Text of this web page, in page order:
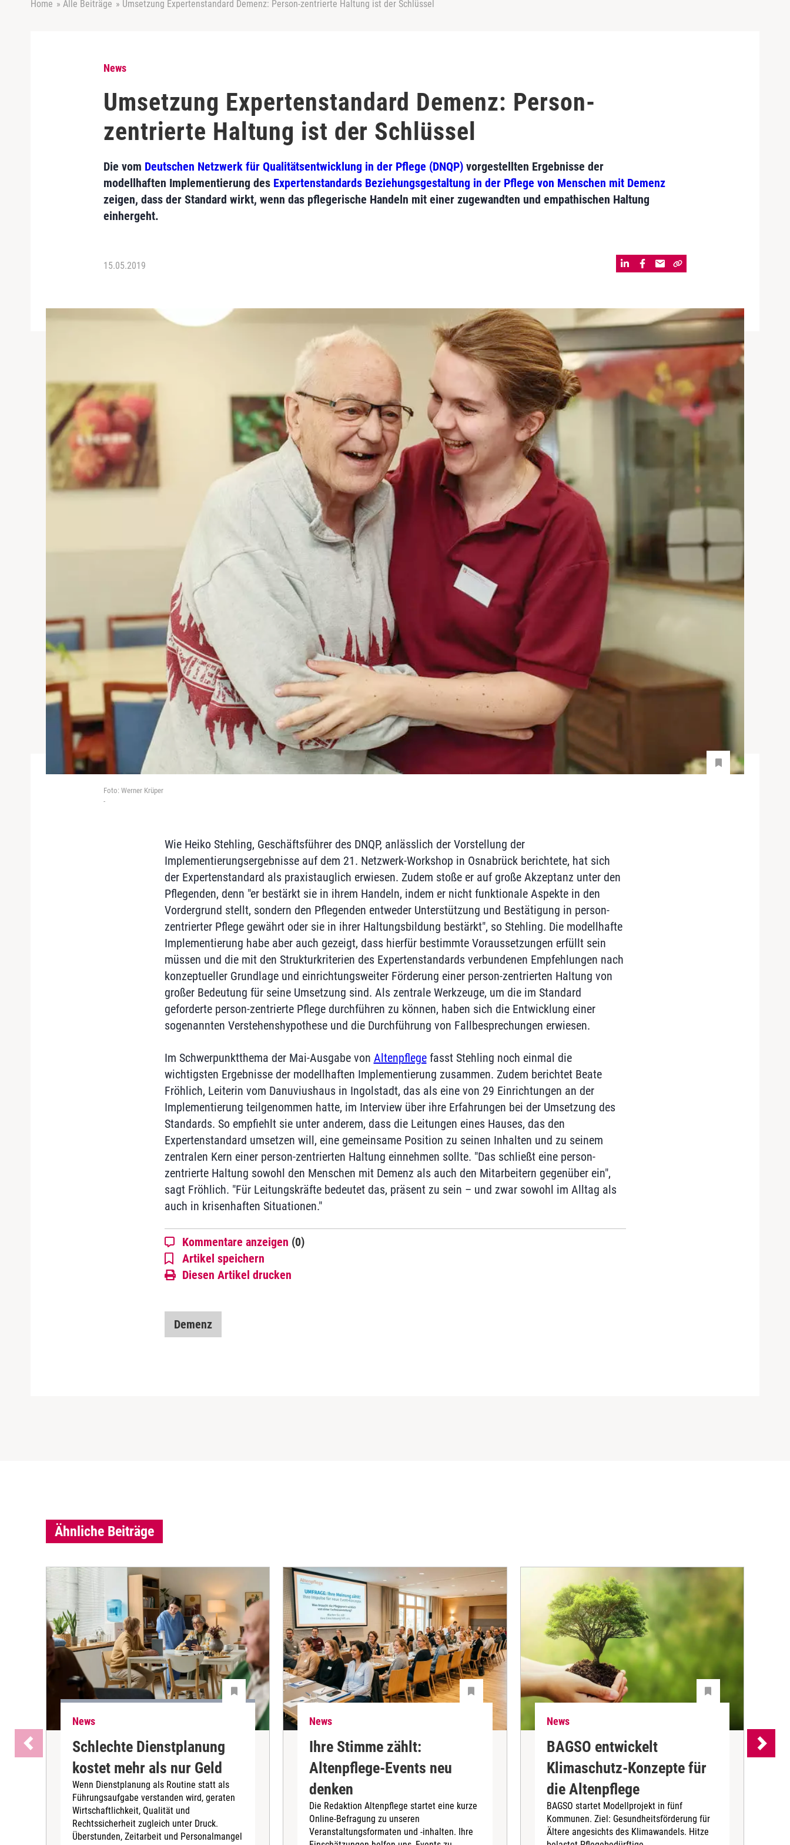
Home » Alle Beiträge » Umsetzung Expertenstandard Demenz: Person-zentrierte Haltung ist der Schlüssel
News
Umsetzung Expertenstandard Demenz: Person-
zentrierte Haltung ist der Schlüssel
Die vom Deutschen Netzwerk für Qualitätsentwicklung in der Pflege (DNQP) vorgestellten Ergebnisse der
modellhaften Implementierung des Expertenstandards Beziehungsgestaltung in der Pflege von Menschen mit Demenz
zeigen, dass der Standard wirkt, wenn das pflegerische Handeln mit einer zugewandten und empathischen Haltung
einhergeht.
15.05.2019
Foto: Werner Krüper
-
Wie Heiko Stehling, Geschäftsführer des DNQP, anlässlich der Vorstellung der
Implementierungsergebnisse auf dem 21. Netzwerk-Workshop in Osnabrück berichtete, hat sich
der Expertenstandard als praxistauglich erwiesen. Zudem stoße er auf große Akzeptanz unter den
Pflegenden, denn "er bestärkt sie in ihrem Handeln, indem er nicht funktionale Aspekte in den
Vordergrund stellt, sondern den Pflegenden entweder Unterstützung und Bestätigung in person-
zentrierter Pflege gewährt oder sie in ihrer Haltungsbildung bestärkt", so Stehling. Die modellhafte
Implementierung habe aber auch gezeigt, dass hierfür bestimmte Voraussetzungen erfüllt sein
müssen und die mit den Strukturkriterien des Expertenstandards verbundenen Empfehlungen nach
konzeptueller Grundlage und einrichtungsweiter Förderung einer person-zentrierten Haltung von
großer Bedeutung für seine Umsetzung sind. Als zentrale Werkzeuge, um die im Standard
geforderte person-zentrierte Pflege durchführen zu können, haben sich die Entwicklung einer
sogenannten Verstehenshypothese und die Durchführung von Fallbesprechungen erwiesen.
Im Schwerpunktthema der Mai-Ausgabe von Altenpflegefasst Stehling noch einmal die
wichtigsten Ergebnisse der modellhaften Implementierung zusammen. Zudem berichtet Beate
Fröhlich, Leiterin vom Danuviushaus in Ingolstadt, das als eine von 29 Einrichtungen an der
Implementierung teilgenommen hatte, im Interview über ihre Erfahrungen bei der Umsetzung des
Standards. So empfiehlt sie unter anderem, dass die Leitungen eines Hauses, das den
Expertenstandard umsetzen will, eine gemeinsame Position zu seinen Inhalten und zu seinem
zentralen Kern einer person-zentrierten Haltung einnehmen sollte. "Das schließt eine person-
zentrierte Haltung sowohl den Menschen mit Demenz als auch den Mitarbeitern gegenüber ein",
sagt Fröhlich. "Für Leitungskräfte bedeutet das, präsent zu sein – und zwar sowohl im Alltag als
auch in krisenhaften Situationen."
Kommentare anzeigen (0)
Artikel speichern
Diesen Artikel drucken
Demenz
Ähnliche Beiträge
News
Schlechte Dienstplanung
kostet mehr als nur Geld
Wenn Dienstplanung als Routine statt als
Führungsaufgabe verstanden wird, geraten
Wirtschaftlichkeit, Qualität und
Rechtssicherheit zugleich unter Druck.
Überstunden, Zeitarbeit und Personalmangel
News
Ihre Stimme zählt:
Altenpflege-Events neu
denken
Die Redaktion Altenpflege startet eine kurze
Online-Befragung zu unseren
Veranstaltungsformaten und -inhalten. Ihre
News
BAGSO entwickelt
Klimaschutz-Konzepte für
die Altenpflege
BAGSO startet Modellprojekt in fünf
Kommunen. Ziel: Gesundheitsförderung für
Ältere angesichts des Klimawandels. Hitze